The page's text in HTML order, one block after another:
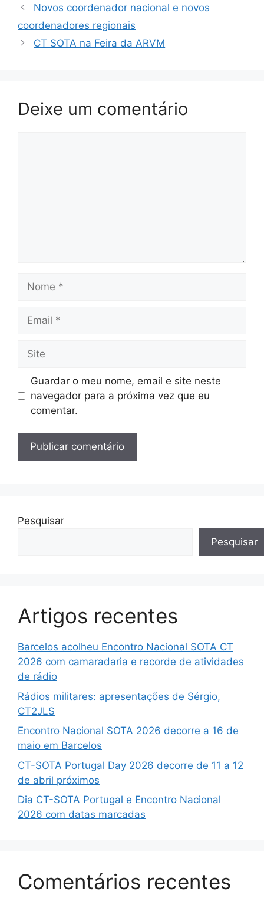
Novos coordenador nacional e novos
coordenadores regionais
CT SOTA na Feira da ARVM
Deixe um comentário
Guardar o meu nome, email e site neste
navegador para a próxima vez que eu
comentar.
Pesquisar
Pesquisar
Artigos recentes
Barcelos acolheu Encontro Nacional SOTA CT
2026 com camaradaria e recorde de atividades
de rádio
Rádios militares: apresentações de Sérgio,
CT2JLS
Encontro Nacional SOTA 2026 decorre a 16 de
maio em Barcelos
CT-SOTA Portugal Day 2026 decorre de 11 a 12
de abril próximos
Dia CT-SOTA Portugal e Encontro Nacional
2026 com datas marcadas
Comentários recentes